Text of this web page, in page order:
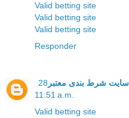
Valid betting site
Valid betting site
Valid betting site
Responder
سایت شرط بندی معتبر 28 de marzo de 2021 a las
11:51 a.m.
Valid betting site